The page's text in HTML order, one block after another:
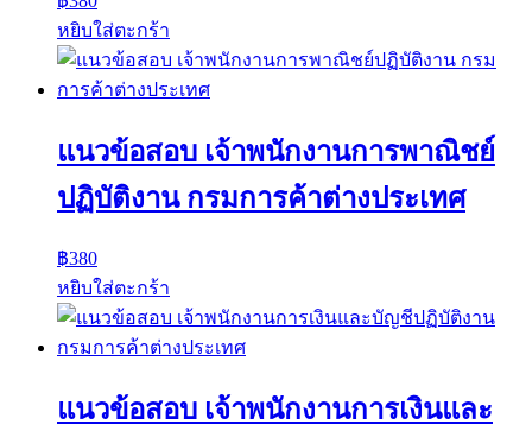
หยิบใส่ตะกร้า
แนวข้อสอบ เจ้าพนักงานการพาณิชย์
ปฏิบัติงาน กรมการค้าต่างประเทศ
฿380
หยิบใส่ตะกร้า
แนวข้อสอบ เจ้าพนักงานการเงินและ